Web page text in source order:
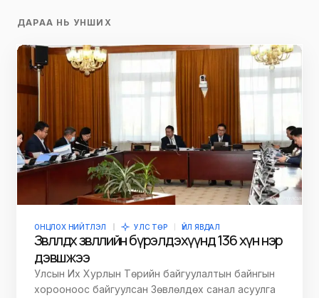
ДАРАА НЬ УНШИХ
ОНЦЛОХ НИЙТЛЭЛ УЛС ТӨР ҮЙЛ ЯВДАЛ
Зөвлөлдөх зөвлөлийн бүрэлдэхүүнд 136 хүн нэр
дэвшжээ
Улсын Их Хурлын Төрийн байгуулалтын байнгын
хорооноос байгуулсан Зөвлөлдөх санал асуулга